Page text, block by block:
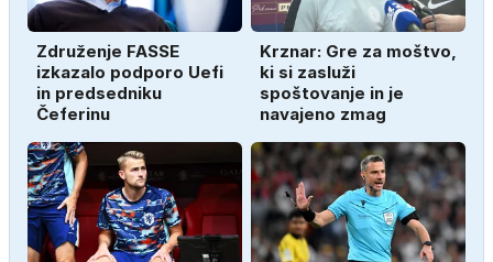
Združenje FASSE
izkazalo podporo Uefi
in predsedniku
Čeferinu
Krznar: Gre za moštvo,
ki si zasluži
spoštovanje in je
navajeno zmag